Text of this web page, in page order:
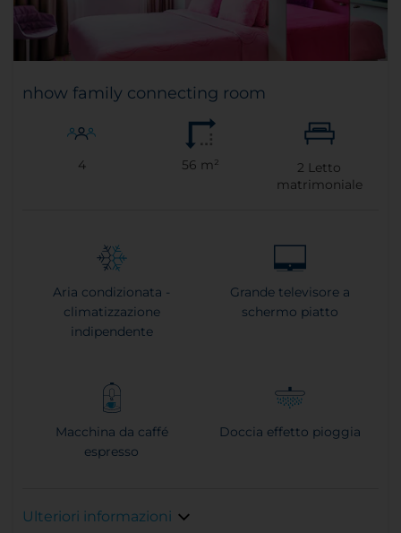
nhow family connecting room
4 56 m² 2 Letto
matrimoniale
Aria condizionata -
climatizzazione
indipendente
Grande televisore a
schermo piatto
Macchina da caffé
espresso
Doccia effetto pioggia
Ulteriori informazioni